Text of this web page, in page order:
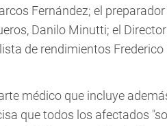
Fernández; el
Danilo Minutti; el
de rendimientos
médico que incluye
que todos los afectados